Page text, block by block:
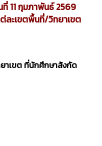
11 กุมภาพันธ์ 2569
ละเขตพื้นที่/วิทยาเขต
าเขต ที่นักศึกษาสังกัด